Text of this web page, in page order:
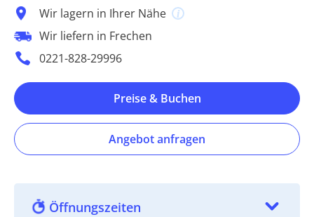
Wir lagern in Ihrer Nähe
Wir liefern in Frechen
0221-828-29996
Preise & Buchen
Angebot anfragen
Öffnungszeiten